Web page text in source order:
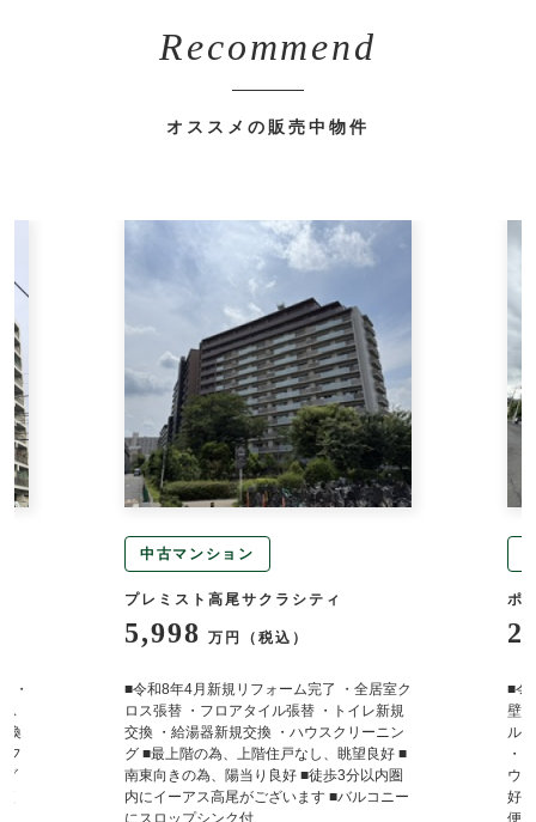
Recommend
オススメの販売中物件
・
換
フ
グ
中古マンション
プレミスト高尾サクラシティ
5,998 万円（税込）
■令和8年4月新規リフォーム完了 ・全居室ク
ロス張替 ・フロアタイル張替 ・トイレ新規
交換 ・給湯器新規交換 ・ハウスクリーニン
グ ■最上階の為、上階住戸なし、眺望良好 ■
南東向きの為、陽当り良好 ■徒歩3分以内圏
内にイーアス高尾がございます ■バルコニー
にスロップシンク付
ポ
■令
壁
ル
・
ウ
好
便